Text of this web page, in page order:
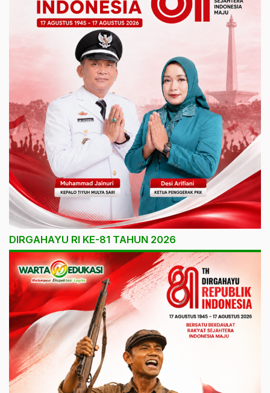
DIRGAHAYU RI KE-81 TAHUN 2026